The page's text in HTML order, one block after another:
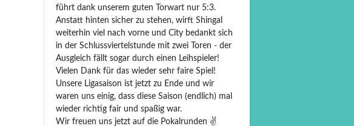
führt dank unserem guten Torwart nur 5:3.
Anstatt hinten sicher zu stehen, wirft Shingal
weiterhin viel nach vorne und City bedankt sich
in der Schlussviertelstunde mit zwei Toren - der
Ausgleich fällt sogar durch einen Leihspieler!
Vielen Dank für das wieder sehr faire Spiel!
Unsere Ligasaison ist jetzt zu Ende und wir
waren uns einig, dass diese Saison (endlich) mal
wieder richtig fair und spaßig war.
Wir freuen uns jetzt auf die Pokalrunden ✌️